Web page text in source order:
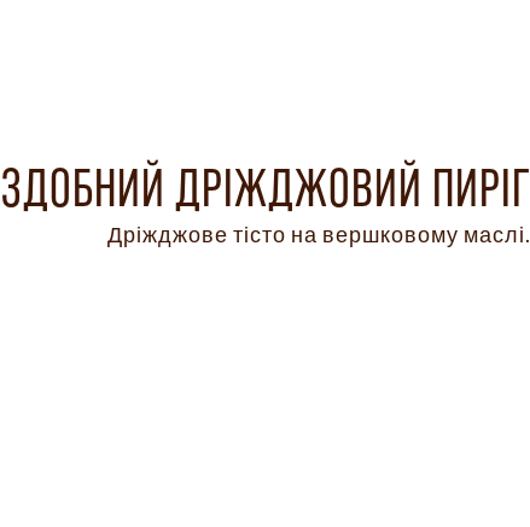
ЗДОБНИЙ ДРІЖДЖОВИЙ ПИРІГ
Дріжджове тісто на вершковому маслі.